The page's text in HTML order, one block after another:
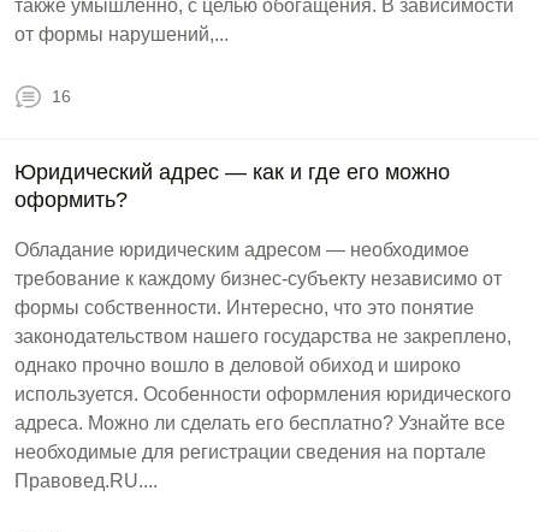
также умышленно, с целью обогащения. В зависимости
от формы нарушений,...
16
Юридический адрес — как и где его можно
оформить?
Обладание юридическим адресом — необходимое
требование к каждому бизнес-субъекту независимо от
формы собственности. Интересно, что это понятие
законодательством нашего государства не закреплено,
однако прочно вошло в деловой обиход и широко
используется. Особенности оформления юридического
адреса. Можно ли сделать его бесплатно? Узнайте все
необходимые для регистрации сведения на портале
Правовед.RU....